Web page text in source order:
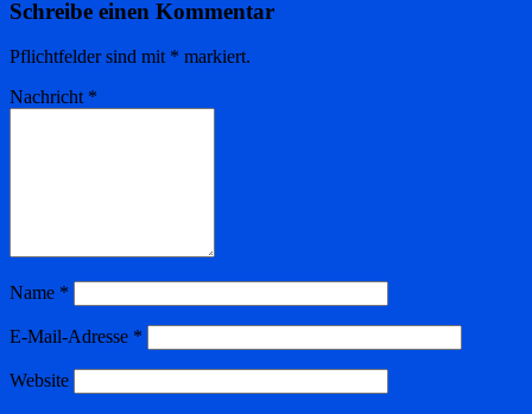
Schreibe einen Kommentar
Pflichtfelder sind mit * markiert.
Nachricht *
Name *
E-Mail-Adresse *
Website